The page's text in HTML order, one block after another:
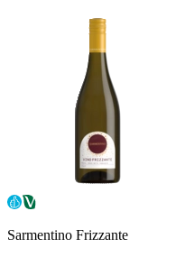
Sarmentino Frizzante